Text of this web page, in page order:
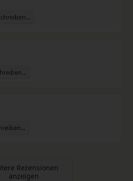
Rezensionen
anzeigen